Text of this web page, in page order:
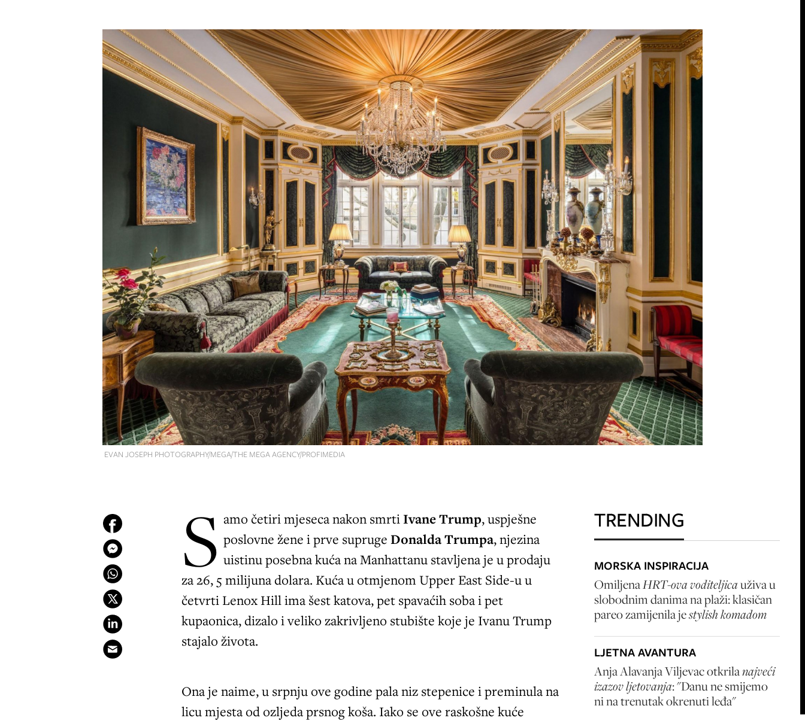
EVAN JOSEPH PHOTOGRAPHY/MEGA/THE MEGA AGENCY/PROFIMEDIA
S amo četiri mjeseca nakon smrtiIvane Trump, uspješne
poslovne žene i prve suprugeDonalda Trumpa, njezina
uistinu posebna kuća na Manhattanu stavljena je u prodaju
za 26, 5 milijuna dolara. Kuća u otmjenom Upper East Side-u u
četvrti Lenox Hill ima šest katova, pet spavaćih soba i pet
kupaonica, dizalo i veliko zakrivljeno stubište koje je Ivanu Trump
stajalo života.
Ona je naime, u srpnju ove godine pala niz stepenice i preminula na
licu mjesta od ozljeda prsnog koša. Iako se ove raskošne kuće
TRENDING
MORSKA INSPIRACIJA
OmiljenaHRT-ova voditeljicauživa u
slobodnim danima na plaži: klasičan
pareo zamijenila jestylish komadom
LJETNA AVANTURA
Anja Alavanja Viljevac otkrilanajveći
izazov ljetovanja: "Danu ne smijemo
ni na trenutak okrenuti leđa"